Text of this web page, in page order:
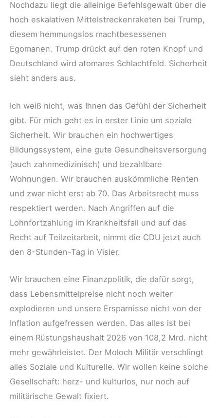
Nochdazu liegt die alleinige Befehlsgewalt über die
hoch eskalativen Mittelstreckenraketen bei Trump,
diesem hemmungslos machtbesessenen
Egomanen. Trump drückt auf den roten Knopf und
Deutschland wird atomares Schlachtfeld. Sicherheit
sieht anders aus.
Ich weiß nicht, was Ihnen das Gefühl der Sicherheit
gibt. Für mich geht es in erster Linie um soziale
Sicherheit. Wir brauchen ein hochwertiges
Bildungssystem, eine gute Gesundheitsversorgung
(auch zahnmedizinisch) und bezahlbare
Wohnungen. Wir brauchen auskömmliche Renten
und zwar nicht erst ab 70. Das Arbeitsrecht muss
respektiert werden. Nach Angriffen auf die
Lohnfortzahlung im Krankheitsfall und auf das
Recht auf Teilzeitarbeit, nimmt die CDU jetzt auch
den 8-Stunden-Tag in Visier.
Wir brauchen eine Finanzpolitik, die dafür sorgt,
dass Lebensmittelpreise nicht noch weiter
explodieren und unsere Ersparnisse nicht von der
Inflation aufgefressen werden. Das alles ist bei
einem Rüstungshaushalt 2026 von 108,2 Mrd. nicht
mehr gewährleistet. Der Moloch Militär verschlingt
alles Soziale und Kulturelle. Wir wollen keine solche
Gesellschaft: herz- und kulturlos, nur noch auf
militärische Gewalt fixiert.